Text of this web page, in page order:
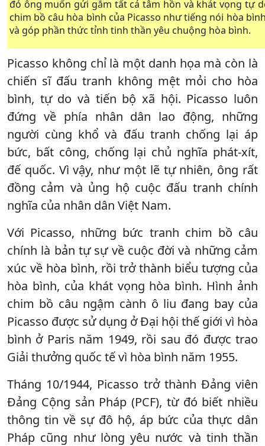
đó ông muốn gửi gắm tất cả tâm hồn và khát vọng tự
chim bồ câu hòa bình của Picasso như tiếng nói hòa
và góp phần thức tỉnh tinh thần yêu chuộng hòa bình.
Picasso không chỉ là một danh họa mà còn là
chiến sĩ đấu tranh không mệt mỏi cho hòa
bình, tự do và tiến bộ xã hội. Picasso luôn
đứng về phía nhân dân lao động, những
người cùng khổ và đấu tranh chống lại áp
bức, bất công, chống lại chủ nghĩa phát-xít,
đế quốc. Vì vậy, như một lẽ tự nhiên, ông rất
đồng cảm và ủng hộ cuộc đấu tranh chính
nghĩa của nhân dân Việt Nam.
Với Picasso, những bức tranh chim bồ câu
chính là bản tự sự về cuộc đời và những cảm
xúc về hòa bình, rồi trở thành biểu tượng của
hòa bình, của khát vọng hòa bình. Hình ảnh
chim bồ câu ngậm cành ô liu đang bay của
Picasso được sử dụng ở Đại hội thế giới vì hòa
bình ở Paris năm 1949, rồi sau đó được trao
Giải thưởng quốc tế vì hòa bình năm 1955.
Tháng 10/1944, Picasso trở thành Đảng viên
Đảng Cộng sản Pháp (PCF), từ đó biết nhiều
thông tin về sự đô hộ, áp bức của thực dân
Pháp cũng như lòng yêu nước và tinh thần